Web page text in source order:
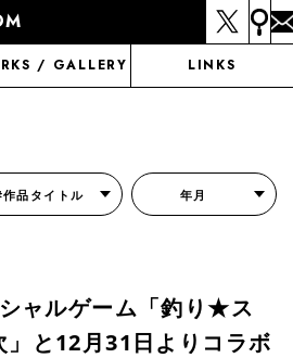
/ GALLERY LINKS
品タイトル 年月
ャルゲーム「釣り★ス
」と12月31日よりコラボ